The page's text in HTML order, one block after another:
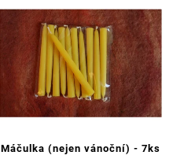
Máčulka (nejen vánoční) - 7ks